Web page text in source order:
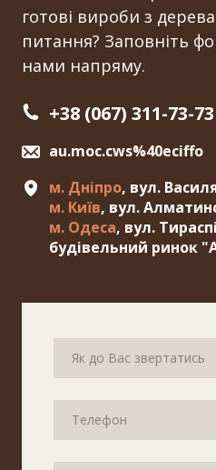
готові вироби з
питання? Заповніть
нами напряму.
+38 (067) 311-73-73
au.moc.cws%40eciffo
м. Дніпро, вул.
м. Київ, вул.
м. Одеса, вул.
будівельний ринок